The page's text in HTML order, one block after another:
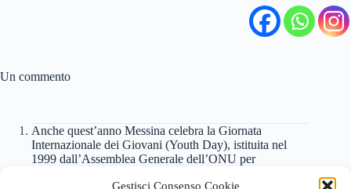
Gestisci Consenso Cookie
Un commento
Anche quest’anno Messina celebra la Giornata
Internazionale dei Giovani (Youth Day), istituita nel
1999 dall’Assemblea Generale dell’ONU per